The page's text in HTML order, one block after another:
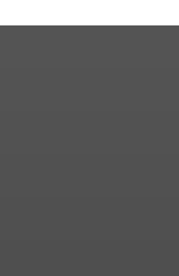
место в Санкт-
призерами в личном
службе детям из летнего